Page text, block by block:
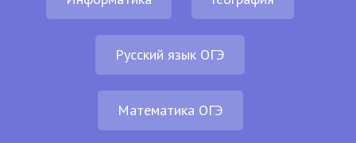
Русский язык ОГЭ
Математика ОГЭ